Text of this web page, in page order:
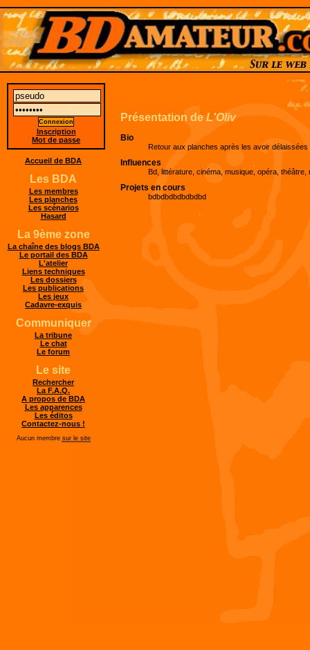
Présentation de L'Oliv
Bio
Retour aux planches après les avoir délaissées
Influences
Bd, littérature, cinéma, musique, opéra,
Projets en cours
bdbdbdbdbdbdbd
Inscription
Mot de passe
Accueil de BDA
Les BDA
Les membres
Les planches
Les scénarios
Hasard
La 9ème zone
La chaîne des blogs BDA
Le portail des BDA
L'atelier
Liens techniques
Les dossiers
Les publications
Les jeux
Cadavre-exquis
Communiquer
La tribune
Le chat
Le forum
Le site
Rechercher
La F.A.Q.
A propos de BDA
Les apparences
Les éditos
Contactez-nous !
Aucun membre sur le site